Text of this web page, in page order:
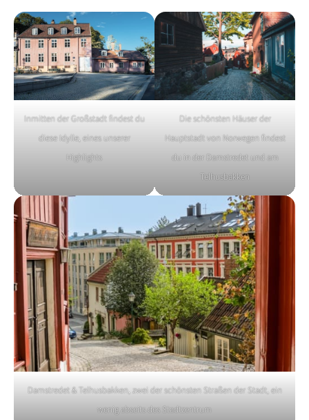
Inmitten der Großstadt findest du
diese Idylle, eines unserer
Highlights
Die schönsten Häuser der
Hauptstadt von Norwegen findest
du in der Damstredet und am
Telhusbakken
Damstredet & Telhusbakken, zwei der schönsten Straßen der Stadt, ein
wenig abseits des Stadtzentrum